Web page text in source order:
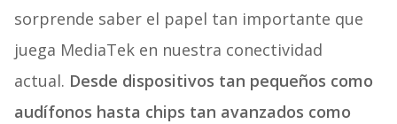
sorprende saber el papel tan importante que
juega MediaTek en nuestra conectividad
actual. Desde dispositivos tan pequeños como
audífonos hasta chips tan avanzados como